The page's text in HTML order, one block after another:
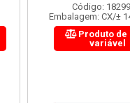
Código: 19965
Embalagem: CX/±
Produto de
variável